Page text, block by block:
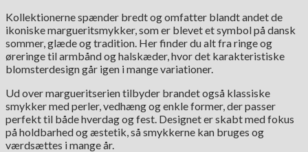
Kollektionerne spænder bredt og omfatter blandt andet de
ikoniske margueritsmykker, som er blevet et symbol på dansk
sommer, glæde og tradition. Her finder du alt fra ringe og
øreringe til armbånd og halskæder, hvor det karakteristiske
blomsterdesign går igen i mange variationer.
Ud over margueritserien tilbyder brandet også klassiske
smykker med perler, vedhæng og enkle former, der passer
perfekt til både hverdag og fest. Designet er skabt med fokus
på holdbarhed og æstetik, så smykkerne kan bruges og
værdsættes i mange år.